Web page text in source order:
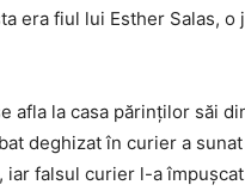
era fiul lui Esther Salas, o
afla la casa părinţilor săi
deghizat în curier a
iar falsul curier l-a